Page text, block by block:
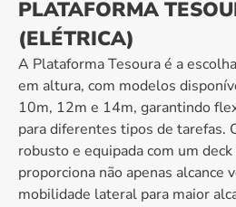
PLATAFORMA
(ELÉTRICA)
A Plataforma Tesoura é a
em altura, com modelos
10m, 12m e 14m, garantindo
para diferentes tipos de tarefas.
robusto e equipada com um
proporciona não apenas alcance
mobilidade lateral para maior